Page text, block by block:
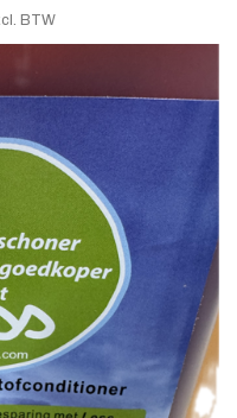
BTW